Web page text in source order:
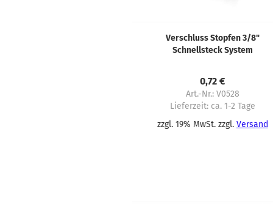
Verschluss Stopfen 3/8"
Schnellsteck System
0,72 €
Art.-Nr.: V0528
Lieferzeit: ca. 1-2 Tage
zzgl. 19% MwSt. zzgl. Versand